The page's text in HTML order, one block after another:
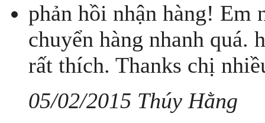
phản hồi nhận hàng! Em
chuyển hàng nhanh quá.
rất thích. Thanks chị
05/02/2015 Thúy Hằng